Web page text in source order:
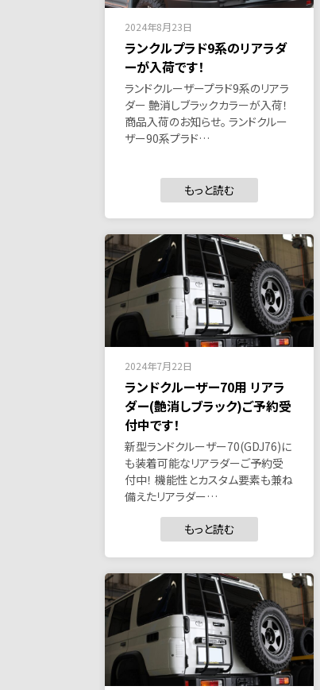
2024年8月23日
ランクルプラド9系のリアラダ
ーが入荷です！
ランドクルーザープラド9系のリアラ
ダー 艶消しブラックカラーが入荷！
商品入荷のお知らせ。 ランドクルー
ザー90系プラド…
もっと読む
2024年7月22日
ランドクルーザー70用 リアラ
ダー(艶消しブラック)ご予約受
付中です！
新型ランドクルーザー70(GDJ76)に
も装着可能なリアラダーご予約受
付中！ 機能性とカスタム要素も兼ね
備えたリアラダー…
もっと読む